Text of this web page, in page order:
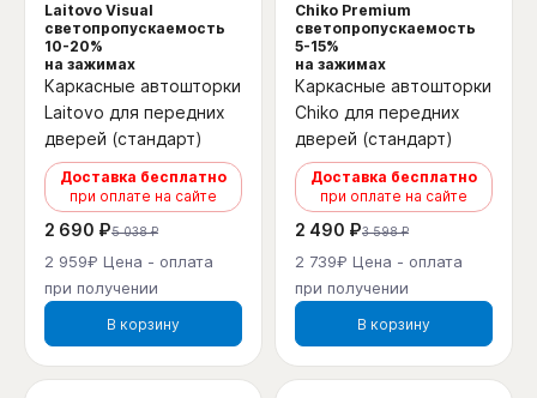
Laitovo Visual
светопропускаемость
10-20%
на зажимах
Каркасные автошторки
Laitovo для передних
дверей (стандарт)
Доставка бесплатно
при оплате на сайте
2 690 ₽5 038 ₽
2 959₽ Цена - оплата
при получении
В корзину
Chiko Premium
светопропускаемость
5-15%
на зажимах
Каркасные автошторки
Chiko для передних
дверей (стандарт)
Доставка бесплатно
при оплате на сайте
2 490 ₽3 598 ₽
2 739₽ Цена - оплата
при получении
В корзину